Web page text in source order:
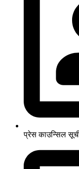
प्रेस काउन्सिल